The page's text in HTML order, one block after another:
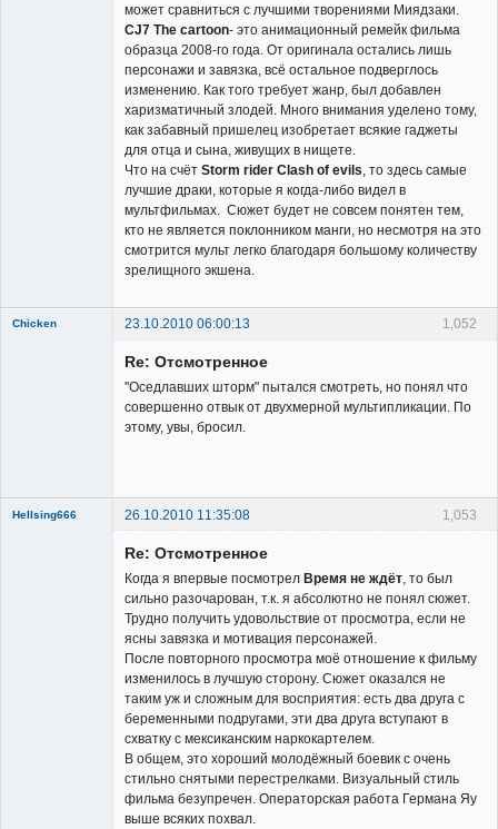
может сравниться с лучшими творениями Миядзаки.
CJ7 The cartoon- это анимационный ремейк фильма
образца 2008-го года. От оригинала остались лишь
персонажи и завязка, всё остальное подверглось
изменению. Как того требует жанр, был добавлен
харизматичный злодей. Много внимания уделено тому,
как забавный пришелец изобретает всякие гаджеты
для отца и сына, живущих в нищете.
Что на счёт Storm rider Clash of evils, то здесь самые
лучшие драки, которые я когда-либо видел в
мультфильмах. Сюжет будет не совсем понятен тем,
кто не является поклонником манги, но несмотря на это
смотрится мульт легко благодаря большому количеству
зрелищного экшена.
1,052
Chicken
23.10.2010 06:00:13
Re: Отсмотренное
"Оседлавших шторм" пытался смотреть, но понял что
совершенно отвык от двухмерной мультипликации. По
этому, увы, бросил.
1,053
Hellsing666 26.10.2010 11:35:08
Re: Отсмотренное
Когда я впервые посмотрел Время не ждёт , то был
сильно разочарован, т.к. я абсолютно не понял сюжет.
Трудно получить удовольствие от просмотра, если не
ясны завязка и мотивация персонажей.
После повторного просмотра моё отношение к фильму
изменилось в лучшую сторону. Сюжет оказался не
таким уж и сложным для восприятия: есть два друга с
беременными подругами, эти два друга вступают в
схватку с мексиканским наркокартелем.
В общем, это хороший молодёжный боевик с очень
стильно снятыми перестрелками. Визуальный стиль
фильма безупречен. Операторская работа Германа Яу
выше всяких похвал.